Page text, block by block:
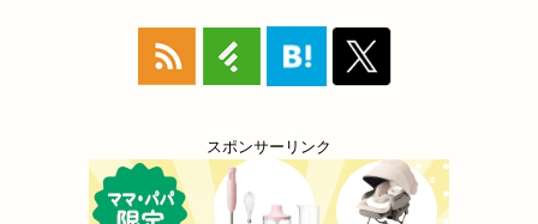
スポンサーリンク